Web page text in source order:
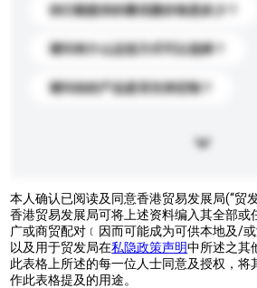
你们能提供的最优惠价格是多少？
请问有什么运送方式可以选择？
请问你的产品是否支持定制？
本人确认已阅读及同意香港贸易发展局(“贸
香港贸易发展局可将上述资料编入其全部或
广或商贸配对﹝因而可能成为可供本地及/
以及用于贸发局在私隐政策声明中所述之其
此表格上所述的每一位人士同意及授权，将
作此表格提及的用途。